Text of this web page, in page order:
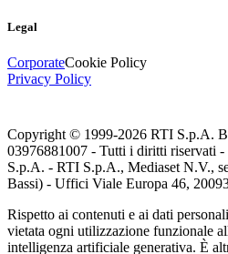
Legal
CorporateCookie Policy
Privacy Policy
Copyright © 1999-2026 RTI S.p.A.
03976881007 - Tutti i diritti riservati
S.p.A. - RTI S.p.A., Mediaset N.V.,
Bassi) - Uffici Viale Europa 46,
Rispetto ai contenuti e ai dati
vietata ogni utilizzazione funzionale
intelligenza artificiale generativa. È